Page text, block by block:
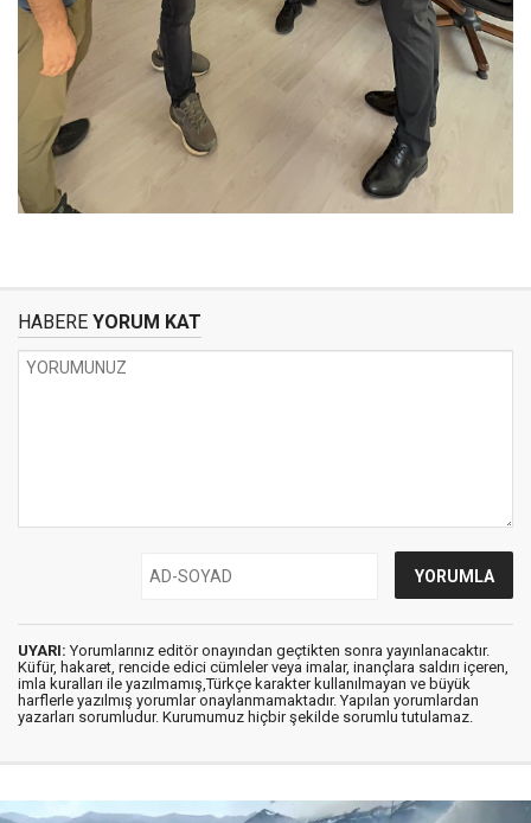
HABERE YORUM KAT
UYARI: Yorumlarınız editör onayından geçtikten sonra yayınlanacaktır.
Küfür, hakaret, rencide edici cümleler veya imalar, inançlara saldırı içeren,
imla kuralları ile yazılmamış,Türkçe karakter kullanılmayan ve büyük
harflerle yazılmış yorumlar onaylanmamaktadır. Yapılan yorumlardan
yazarları sorumludur. Kurumumuz hiçbir şekilde sorumlu tutulamaz.